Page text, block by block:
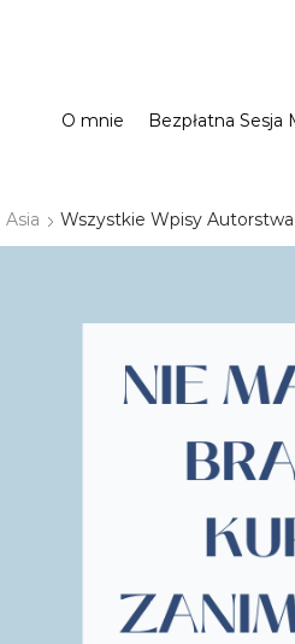
O mnie Bezpłatna Sesja
Asia Wszystkie Wpisy Autorstwa